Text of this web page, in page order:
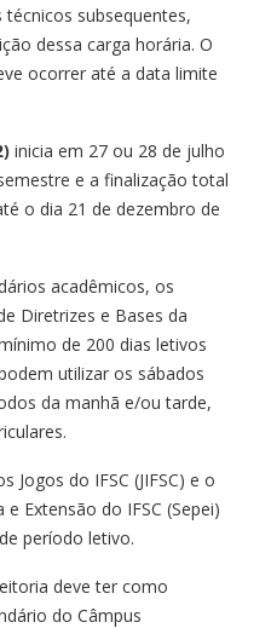
subsequentes,
dessa carga horária. O
ocorrer até a data limite
inicia em 27 ou 28 de julho
e a finalização total
o dia 21 de dezembro de
acadêmicos, os
Diretrizes e Bases da
de 200 dias letivos
utilizar os sábados
da manhã e/ou tarde,
Jogos do IFSC (JIFSC) e o
Extensão do IFSC (Sepei)
período letivo.
deve ter como
do Câmpus